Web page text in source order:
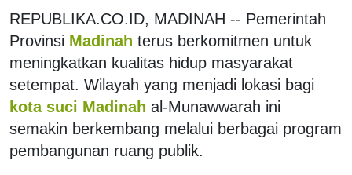
REPUBLIKA.CO.ID, MADINAH -- Pemerintah
Provinsi Madinah terus berkomitmen untuk
meningkatkan kualitas hidup masyarakat
setempat. Wilayah yang menjadi lokasi bagi
kota suci Madinah al-Munawwarah ini
semakin berkembang melalui berbagai program
pembangunan ruang publik.